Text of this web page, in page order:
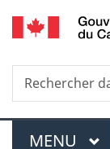
Rechercher
dans
Menu
MENU